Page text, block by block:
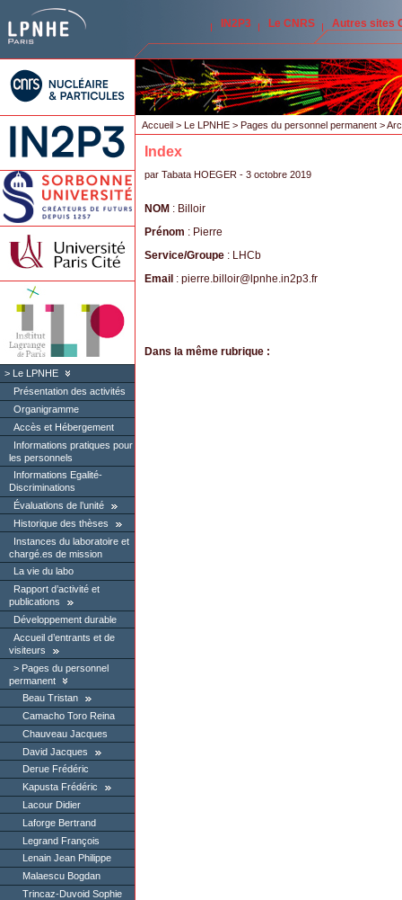
IN2P3 Le CNRS Autres sites
Le LPNHE
Présentation des activités
Organigramme
Accès et Hébergement
Informations pratiques pour
les personnels
Informations Egalité-
Discriminations
Évaluations de l’unité
Historique des thèses
Instances du laboratoire et
chargé.es de mission
La vie du labo
Rapport d’activité et
publications
Développement durable
Accueil d’entrants et de
visiteurs
Pages du personnel
permanent
Beau Tristan
Camacho Toro Reina
Chauveau Jacques
David Jacques
Derue Frédéric
Kapusta Frédéric
Lacour Didier
Laforge Bertrand
Legrand François
Lenain Jean Philippe
Malaescu Bogdan
Trincaz-Duvoid Sophie
Accueil > Le LPNHE > Pages du personnel permanent >
Index
par Tabata HOEGER - 3 octobre 2019
NOM : Billoir
Prénom : Pierre
Service/Groupe : LHCb
Email : pierre.billoir@ lpnhe.in2p3.fr
Dans la même rubrique :